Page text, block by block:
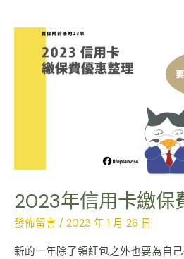
2023年信用卡繳保
發佈留言 / 2023 年 1 月 26 日
新的一年除了領紅包之外也要為自
2023
年
卡
繳
保